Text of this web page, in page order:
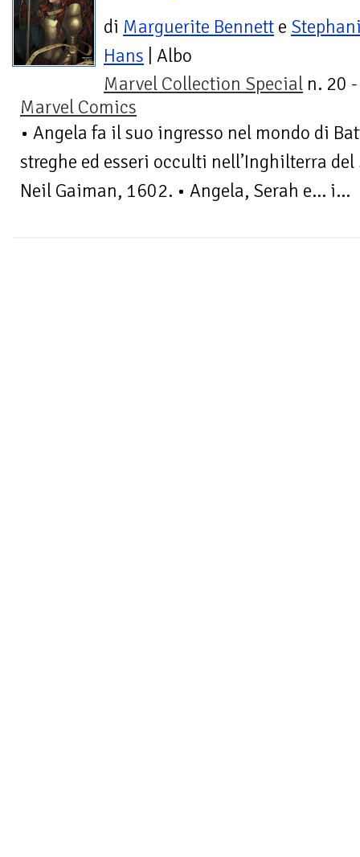
di Marguerite Bennett e
Hans | Albo
Marvel Collection Special n. 20
Marvel Comics
• Angela fa il suo ingresso nel mondo di
streghe ed esseri occulti nell’Inghilterra
Neil Gaiman, 1602. • Angela, Serah e… i...